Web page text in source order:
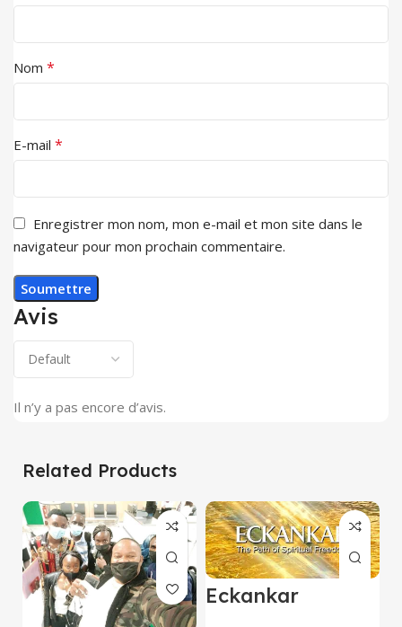
Avis
Il n’y a pas encore d’avis.
Nom *
E-mail *
Enregistrer mon nom, mon e-mail et mon site dans le
navigateur pour mon prochain commentaire.
Related Products
Eckankar
Kinshasa